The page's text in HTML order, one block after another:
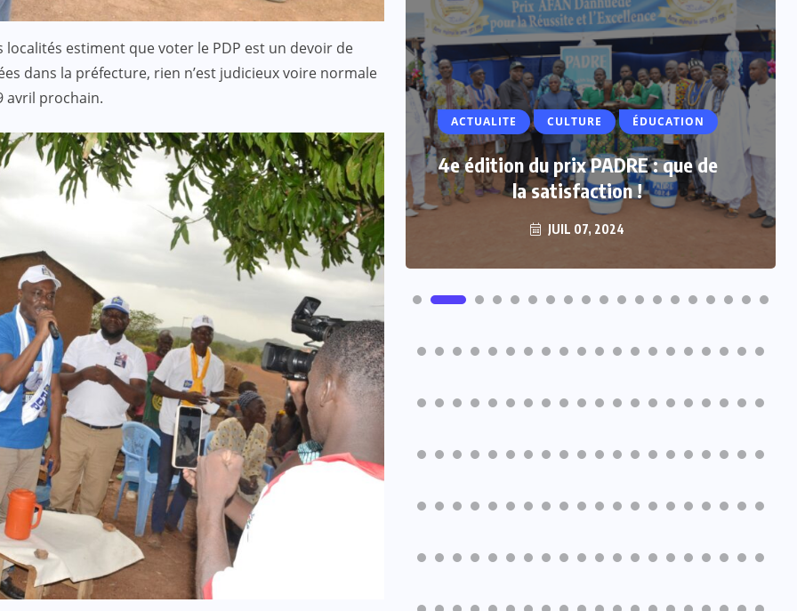
estiment que voter le PDP est un devoir de
dans la préfecture, rien n’est judicieux voire normale
avril prochain.
Evala 2024 : Une présence
effective du Dr Lidi Bessi Kama
JUIL 07, 2024
ACTUALITE CULTURE ÉDUCATION
4e édition du prix PADRE : que de
la satisfaction !
JUIL 07, 2024